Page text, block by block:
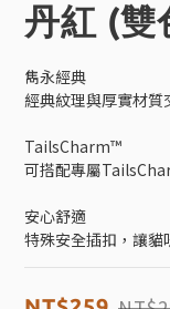
丹紅 (雙
雋永經典
經典紋理與厚實材質
TailsCharm™​
可搭配專屬
安心舒適
特殊安全插扣，讓貓